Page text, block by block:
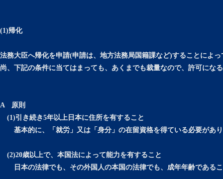
(1)帰化
法務大臣へ帰化を申請(申請は、地方法務局国籍課など)することによ
尚、下記の条件に当てはまっても、あくまでも裁量なので、許可にな
A 原則
(1)引き続き5年以上日本に住所を有すること
基本的に、「就労」又は「身分」の在留資格を得ている必要があ
(2)20歳以上で、本国法によって能力を有すること
日本の法律でも、その外国人の本国の法律でも、成年年齢である